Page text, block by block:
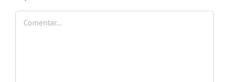
Comentar